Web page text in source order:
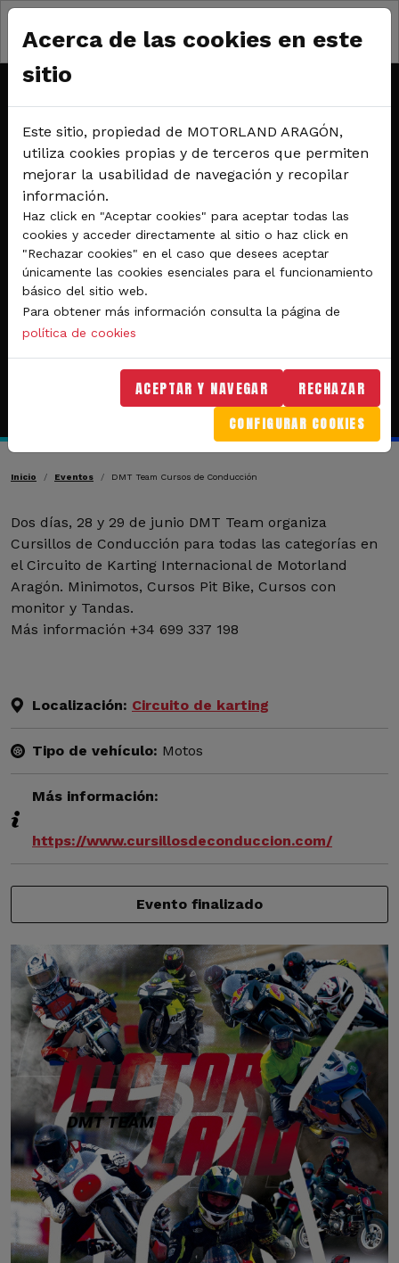
Pasar al contenido principal
Circuito de karting
DMT TEAM CURSOS DE
CONDUCCIÓN
RESERVA DE TANDAS
Ruta de navegación
Inicio Eventos DMT Team Cursos de Conducción
Dos días, 28 y 29 de junio DMT Team organiza
Cursillos de Conducción para todas las categorías en
el Circuito de Karting Internacional de Motorland
Aragón. Minimotos, Cursos Pit Bike, Cursos con
monitor y Tandas.
Más información +34 699 337 198
Localización: Circuito de karting
Tipo de vehículo: Motos
Más información:
https://www.cursillosdeconduccion.com/
Evento finalizado
Acerca de las cookies en este
sitio
Este sitio, propiedad de MOTORLAND ARAGÓN,
utiliza cookies propias y de terceros que permiten
mejorar la usabilidad de navegación y recopilar
información.
Haz click en "Aceptar cookies" para aceptar todas las
cookies y acceder directamente al sitio o haz click en
"Rechazar cookies" en el caso que desees aceptar
únicamente las cookies esenciales para el funcionamiento
básico del sitio web.
Para obtener más información consulta la página de
política de cookies
ACEPTAR Y NAVEGAR RECHAZAR
CONFIGURAR COOKIES